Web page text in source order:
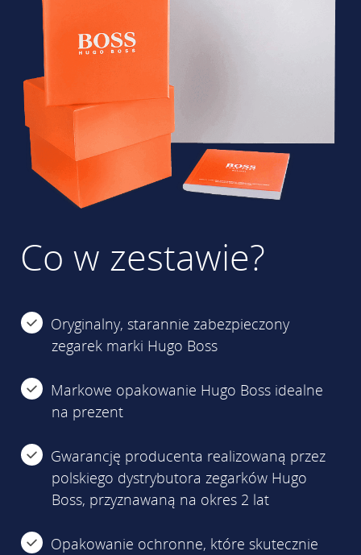
Co w zestawie?
Oryginalny, starannie zabezpieczony
zegarek marki Hugo Boss
Markowe opakowanie Hugo Boss idealne
na prezent
Gwarancję producenta realizowaną przez
polskiego dystrybutora zegarków Hugo
Boss, przyznawaną na okres 2 lat
Opakowanie ochronne, które skutecznie